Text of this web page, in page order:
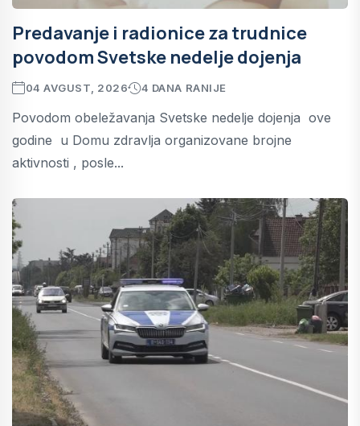
Predavanje i radionice za trudnice
povodom Svetske nedelje dojenja
04 AVGUST, 2026 4 DANA RANIJE
Povodom obeležavanja Svetske nedelje dojenja ove
godine u Domu zdravlja organizovane brojne
aktivnosti , posle...